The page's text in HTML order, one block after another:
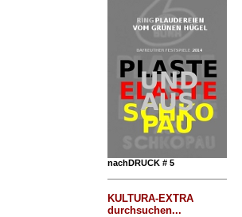
nachDRUCK # 5
KULTURA-EXTRA
durchsuchen...